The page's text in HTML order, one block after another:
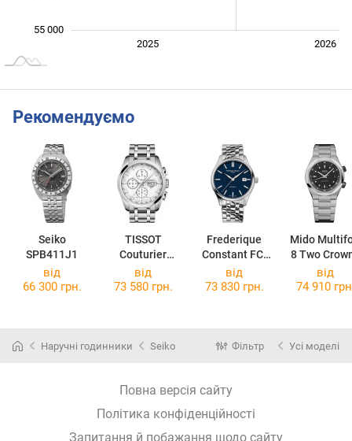
55 000
2025 2026
Рекомендуємо
Seiko
SPB411J1
TISSOT
Couturier
Automatic
Chronograph
Frederique
Constant FC-
303NN5B6B
Mido
8 Two
51.00
від
66 300 грн.
від
73 580 грн.
від
73 830 грн.
від
74 910
Наручні годинники Seiko Фільтр Усі моделі
Повна версія сайту
Політика конфіденційності
Запитання й побажання щодо сайту